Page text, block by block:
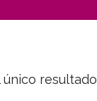
resultado